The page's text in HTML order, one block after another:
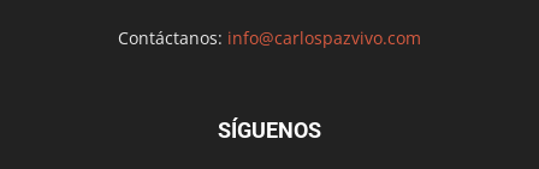
Contáctanos: info@carlospazvivo.com
SÍGUENOS